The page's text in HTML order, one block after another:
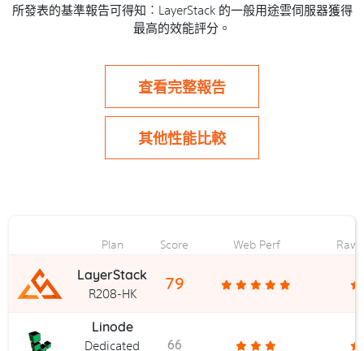
所發表的基準報告可得知︰LayerStack 的一般用途雲伺服器獲得
最高的效能評分。
查看完整報告
其他性能比較
Plan Score Web Perf Raw
LayerStack
R208-HK 79
Linode
Dedicated
66